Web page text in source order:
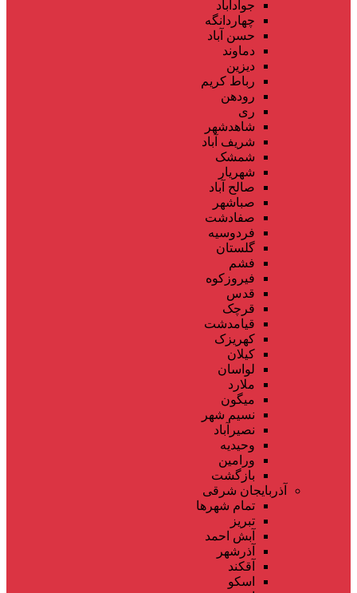
جوادآباد
چهاردانگه
حسن آباد
دماوند
دیزین
رباط کریم
رودهن
ری
شاهدشهر
شریف آباد
شمشک
شهریار
صالح آباد
صباشهر
صفادشت
فردوسیه
گلستان
فشم
فیروزکوه
قدس
قرچک
قیامدشت
کهریزک
کیلان
لواسان
ملارد
میگون
نسیم شهر
نصیرآباد
وحیدیه
ورامین
بازگشت
آذربایجان شرقی
تمام شهر‌ها
تبریز
آبش احمد
آذرشهر
آقکند
اسکو